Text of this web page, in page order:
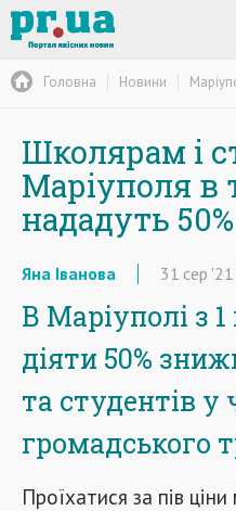
Головна Новини
Школярам і
Маріуполя в
нададуть
Яна Іванова 31 сер '21
В Маріуполі з
діяти 50%
та студентів у
громадського
Проїхатися за пів